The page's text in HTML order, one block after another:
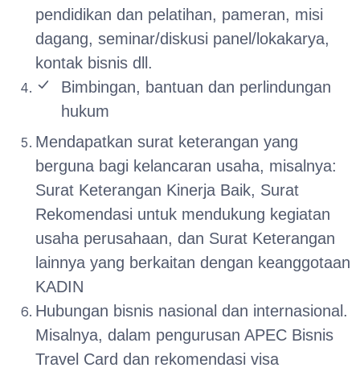
pendidikan dan pelatihan, pameran, misi
dagang, seminar/diskusi panel/lokakarya,
kontak bisnis dll.
Bimbingan, bantuan dan perlindungan
hukum
Mendapatkan surat keterangan yang
berguna bagi kelancaran usaha, misalnya:
Surat Keterangan Kinerja Baik, Surat
Rekomendasi untuk mendukung kegiatan
usaha perusahaan, dan Surat Keterangan
lainnya yang berkaitan dengan keanggotaan
KADIN
Hubungan bisnis nasional dan internasional.
Misalnya, dalam pengurusan APEC Bisnis
Travel Card dan rekomendasi visa